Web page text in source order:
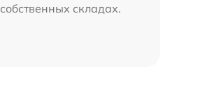
собственных складах.